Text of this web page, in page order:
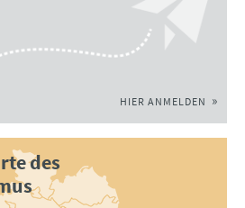
HIER ANMELDEN
des